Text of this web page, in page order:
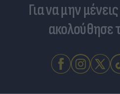
Για να μην
ακολούθησε